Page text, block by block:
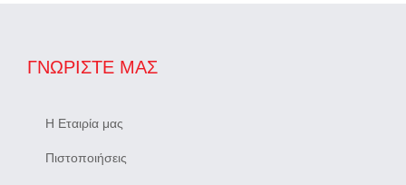
ΓΝΩΡΊΣΤΕ ΜΑΣ
Η Εταιρία μας
Πιστοποιήσεις